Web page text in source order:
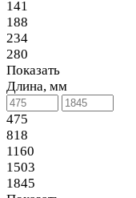
141
188
234
280
Показать
Длина, мм
475
818
1160
1503
1845